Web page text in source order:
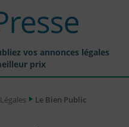
vos annonces légales
prix
Le Bien Public